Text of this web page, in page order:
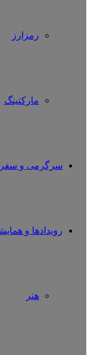
رمزارز
مارکتینگ
سرگرمی و سفر
رویدادها و
هنر